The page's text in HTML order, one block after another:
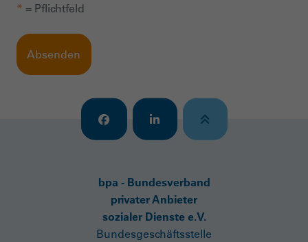
* = Pflichtfeld
Absenden
bpa - Bundesverband
privater Anbieter
sozialer Dienste e.V.
Bundesgeschäftsstelle